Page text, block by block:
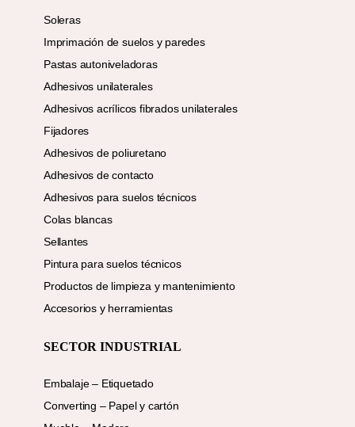
Soleras
Imprimación de suelos y paredes
Pastas autoniveladoras
Adhesivos unilaterales
Adhesivos acrílicos fibrados unilaterales
Fijadores
Adhesivos de poliuretano
Adhesivos de contacto
Adhesivos para suelos técnicos
Colas blancas
Sellantes
Pintura para suelos técnicos
Productos de limpieza y mantenimiento
Accesorios y herramientas
SECTOR INDUSTRIAL
Embalaje – Etiquetado
Converting – Papel y cartón